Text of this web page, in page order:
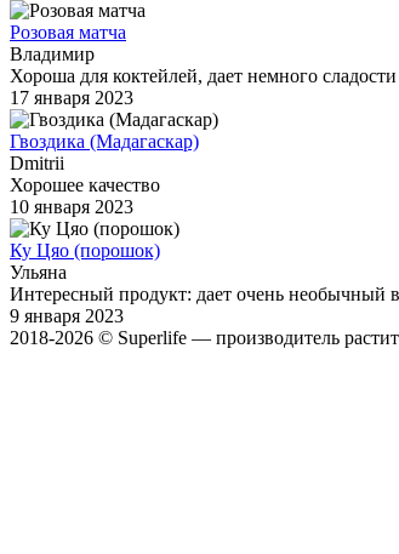
Розовая матча
Владимир
Хороша для коктейлей, дает немного
17 января 2023
Гвоздика (Мадагаскар)
Dmitrii
Хорошее качество
10 января 2023
Ку Цяо (порошок)
Ульяна
Интересный продукт: дает очень необычный
9 января 2023
2018-2026 © Superlife — производитель